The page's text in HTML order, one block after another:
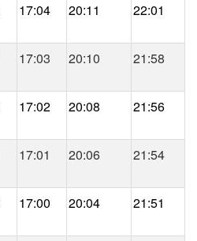
17:04 20:11 22:01
17:03 20:10 21:58
17:02 20:08 21:56
17:01 20:06 21:54
17:00 20:04 21:51